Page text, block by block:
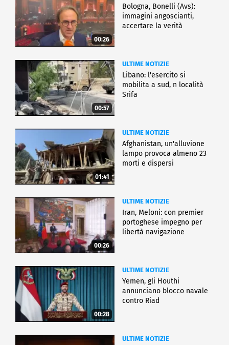
00:26
Bologna, Bonelli (Avs):
immagini angoscianti,
accertare la verità
00:57
ULTIME NOTIZIE
Libano: l'esercito si
mobilita a sud, n località
Srifa
01:41
ULTIME NOTIZIE
Afghanistan, un'alluvione
lampo provoca almeno 23
morti e dispersi
00:26
ULTIME NOTIZIE
Iran, Meloni: con premier
portoghese impegno per
libertà navigazione
00:28
ULTIME NOTIZIE
Yemen, gli Houthi
annunciano blocco navale
contro Riad
ULTIME NOTIZIE